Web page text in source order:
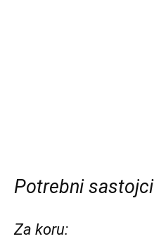
Potrebni sastojci
Za koru: